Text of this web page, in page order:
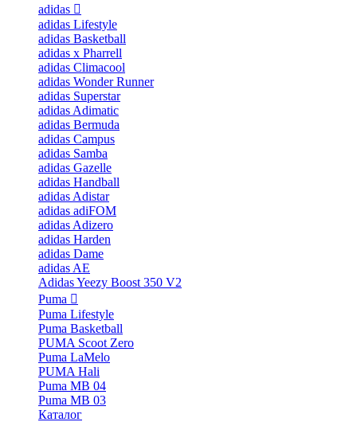
adidas
adidas Lifestyle
adidas Basketball
adidas x Pharrell
adidas Climacool
adidas Wonder Runner
adidas Superstar
adidas Adimatic
adidas Bermuda
adidas Campus
adidas Samba
adidas Gazelle
adidas Handball
adidas Adistar
adidas adiFOM
adidas Adizero
adidas Harden
adidas Dame
adidas AE
Adidas Yeezy Boost 350 V2
Puma
Puma Lifestyle
Puma Basketball
PUMA Scoot Zero
Puma LaMelo
PUMA Hali
Puma MB 04
Puma MB 03
Каталог